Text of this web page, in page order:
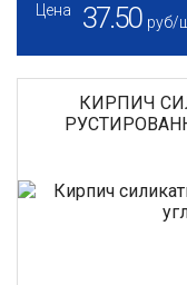
Цена 37.50 руб/
КИРПИЧ